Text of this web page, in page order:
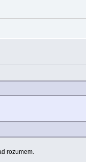
rozumem.